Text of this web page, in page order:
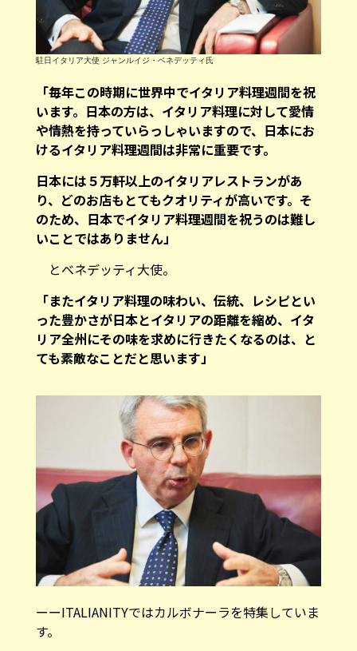
駐日イタリア大使 ジャンルイジ・ベネデッティ氏
「毎年この時期に世界中でイタリア料理週間を祝
います。日本の方は、イタリア料理に対して愛情
や情熱を持っていらっしゃいますので、日本にお
けるイタリア料理週間は非常に重要です。
日本には５万軒以上のイタリアレストランがあ
り、どのお店もとてもクオリティが高いです。そ
のため、日本でイタリア料理週間を祝うのは難し
いことではありません」
とベネデッティ大使。
「またイタリア料理の味わい、伝統、レシピとい
った豊かさが日本とイタリアの距離を縮め、イタ
リア全州にその味を求めに行きたくなるのは、と
ても素敵なことだと思います」
ーーITALIANITYではカルボナーラを特集していま
す。